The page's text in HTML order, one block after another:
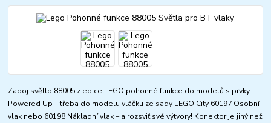
Zapoj světlo 88005 z edice LEGO pohonné funkce do modelů s prvky
Powered Up – třeba do modelu vláčku ze sady LEGO City 60197 Osobní
vlak nebo 60198 Nákladní vlak – a rozsviť své výtvory! Konektor je jiný než